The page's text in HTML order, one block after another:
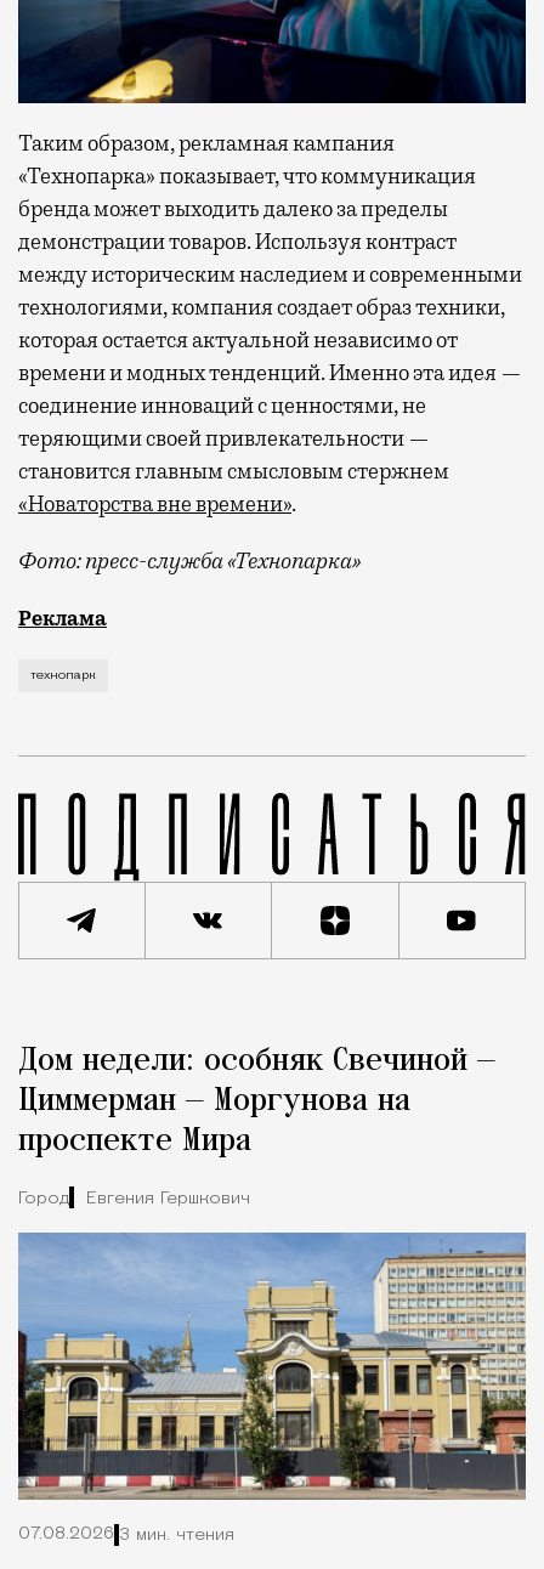
Таким образом, рекламная кампания
«Технопарка» показывает, что коммуникация
бренда может выходить далеко за пределы
демонстрации товаров. Используя контраст
между историческим наследием и современными
технологиями, компания создает образ техники,
которая остается актуальной независимо от
времени и модных тенденций. Именно эта идея —
соединение инноваций с ценностями, не
теряющими своей привлекательности —
становится главным смысловым стержнем
«Новаторства вне времени».
Фото: пресс-служба «Технопарка»
Рекламные кампании техники редко выходят за
Реклама
технопарк
Город
Дом недели: особняк Свечиной —
Циммерман — Моргунова на
проспекте Мира
Город Евгения Гершкович
07.08.2026 3 мин. чтения